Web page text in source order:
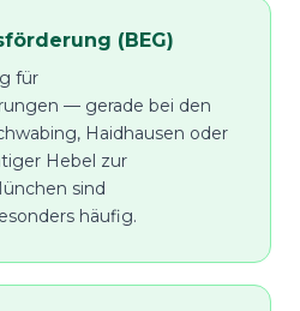
(BEG)
für
— gerade bei den
Haidhausen oder
Hebel zur
sind
häufig.